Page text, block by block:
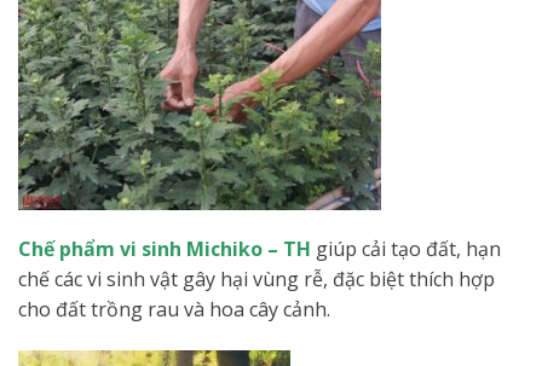
Chế phẩm vi sinh Michiko – TH giúp cải tạo đất, hạn
chế các vi sinh vật gây hại vùng rễ, đặc biệt thích hợp
cho đất trồng rau và hoa cây cảnh.